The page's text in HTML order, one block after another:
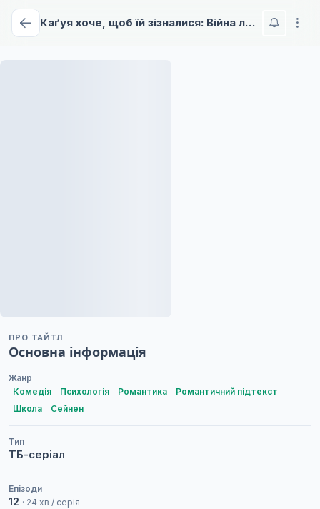
Каґуя хоче, щоб їй зізналися: Війна любові та розуму геніїв - 2 сезон
ПРО ТАЙТЛ
Основна інформація
Жанр
Комедія
Психологія Романтика
Романтичний підтекст
Школа
Сейнен
Тип
ТБ-серіал
Епізоди
12 · 24 хв / серія